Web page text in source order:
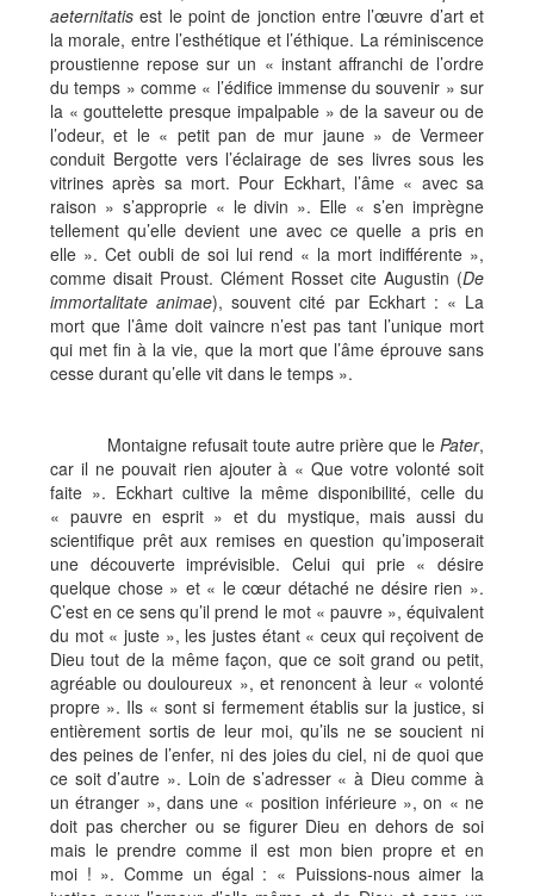
aeternitatis est le point de jonction entre l’œuvre d’art et
la morale, entre l’esthétique et l’éthique. La réminiscence
proustienne repose sur un « instant affranchi de l’ordre
du temps » comme « l’édifice immense du souvenir » sur
la « gouttelette presque impalpable » de la saveur ou de
l’odeur, et le « petit pan de mur jaune » de Vermeer
conduit Bergotte vers l’éclairage de ses livres sous les
vitrines après sa mort. Pour Eckhart, l’âme « avec sa
raison » s’approprie « le divin ». Elle « s’en imprègne
tellement qu’elle devient une avec ce quelle a pris en
elle ». Cet oubli de soi lui rend « la mort indifférente »,
comme disait Proust. Clément Rosset cite Augustin (De
immortalitate animae), souvent cité par Eckhart : « La
mort que l’âme doit vaincre n’est pas tant l’unique mort
qui met fin à la vie, que la mort que l’âme éprouve sans
cesse durant qu’elle vit dans le temps ».
Montaigne refusait toute autre prière que le Pater,
car il ne pouvait rien ajouter à « Que votre volonté soit
faite ». Eckhart cultive la même disponibilité, celle du
« pauvre en esprit » et du mystique, mais aussi du
scientifique prêt aux remises en question qu’imposerait
une découverte imprévisible. Celui qui prie « désire
quelque chose » et « le cœur détaché ne désire rien ».
C’est en ce sens qu’il prend le mot « pauvre », équivalent
du mot « juste », les justes étant « ceux qui reçoivent de
Dieu tout de la même façon, que ce soit grand ou petit,
agréable ou douloureux », et renoncent à leur « volonté
propre ». Ils « sont si fermement établis sur la justice, si
entièrement sortis de leur moi, qu’ils ne se soucient ni
des peines de l’enfer, ni des joies du ciel, ni de quoi que
ce soit d’autre ». Loin de s’adresser « à Dieu comme à
un étranger », dans une « position inférieure », on « ne
doit pas chercher ou se figurer Dieu en dehors de soi
mais le prendre comme il est mon bien propre et en
moi ! ». Comme un égal : « Puissions-nous aimer la